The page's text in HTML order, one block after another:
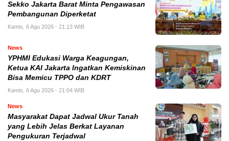
Sekko Jakarta Barat Minta Pengawasan
Pembangunan Diperketat
Kamis, 6 Agu 2026 - 21:13 WIB
News
YPHMI Edukasi Warga Keagungan,
Ketua KAI Jakarta Ingatkan Kemiskinan
Bisa Memicu TPPO dan KDRT
Kamis, 6 Agu 2026 - 21:04 WIB
News
Masyarakat Dapat Jadwal Ukur Tanah
yang Lebih Jelas Berkat Layanan
Pengukuran Terjadwal